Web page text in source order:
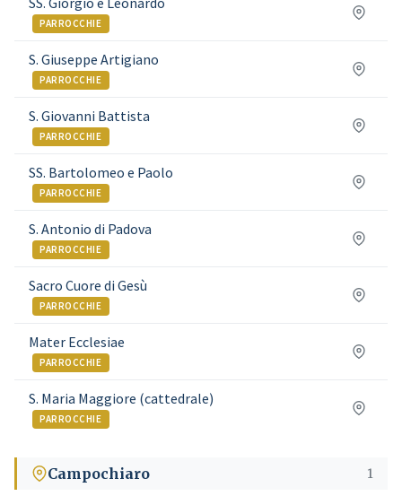
PARROCCHIE
S. Giuseppe Artigiano
PARROCCHIE
S. Giovanni Battista
PARROCCHIE
SS. Bartolomeo e Paolo
PARROCCHIE
S. Antonio di Padova
PARROCCHIE
Sacro Cuore di Gesù
PARROCCHIE
Mater Ecclesiae
PARROCCHIE
S. Maria Maggiore (cattedrale)
PARROCCHIE
Campochiaro 1